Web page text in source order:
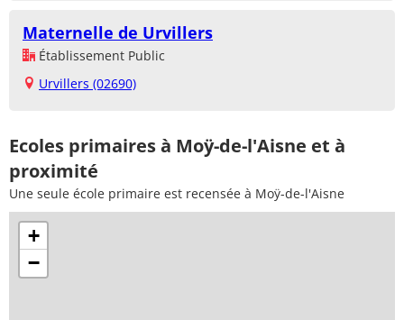
Maternelle de Urvillers
Établissement Public
Urvillers (02690)
Ecoles primaires à Moÿ-de-l'Aisne et à
proximité
Une seule école primaire est recensée à Moÿ-de-l'Aisne
+
−